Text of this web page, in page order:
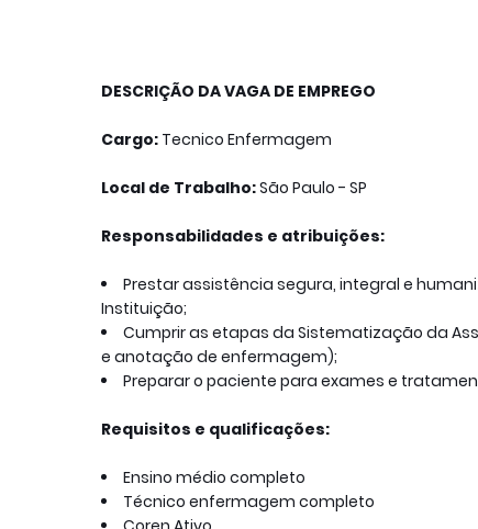
DESCRIÇÃO DA VAGA DE EMPREGO
Cargo: Tecnico Enfermagem
Local de Trabalho:São Paulo - SP
Responsabilidades e atribuições:
Prestar assistência segura, integral e
Instituição;
Cumprir as etapas da Sistematização da
e anotação de enfermagem);
Preparar o paciente para exames e
Requisitos e qualificações:
Ensino médio completo
Técnico enfermagem completo